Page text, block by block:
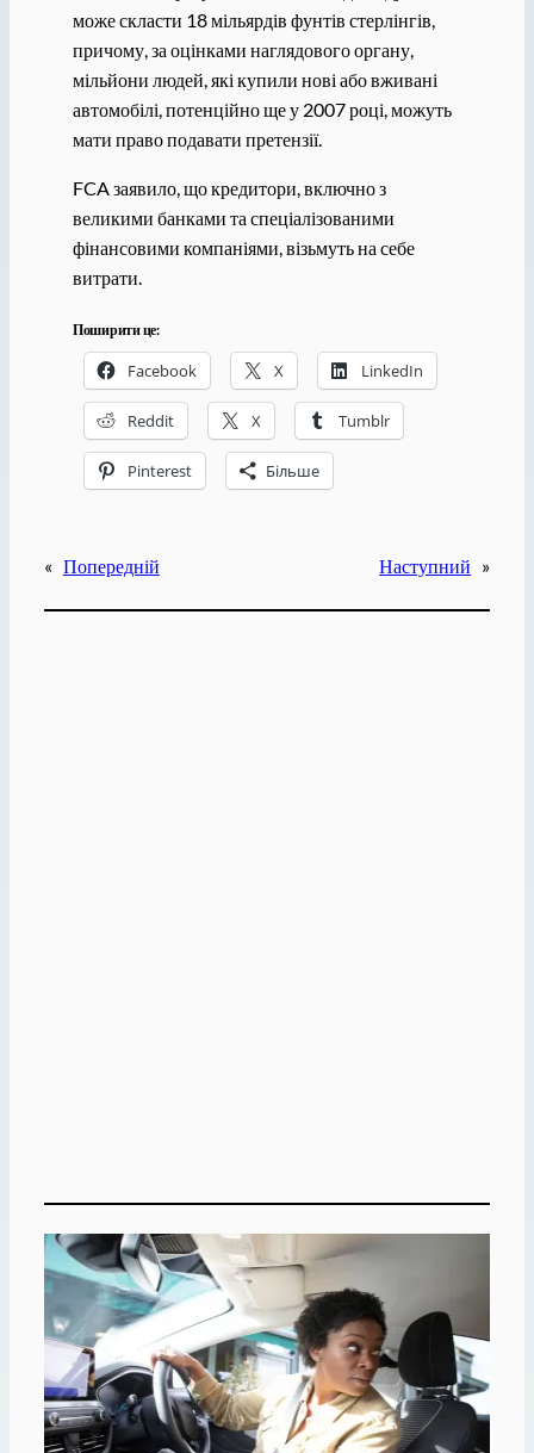
може скласти 18 мільярдів фунтів стерлінгів,
причому, за оцінками наглядового органу,
мільйони людей, які купили нові або вживані
автомобілі, потенційно ще у 2007 році, можуть
мати право подавати претензії.
FCA заявило, що кредитори, включно з
великими банками та спеціалізованими
фінансовими компаніями, візьмуть на себе
витрати.
Поширити це:
Facebook X LinkedIn
Reddit X Tumblr
Pinterest Більше
« Попередній Наступний »